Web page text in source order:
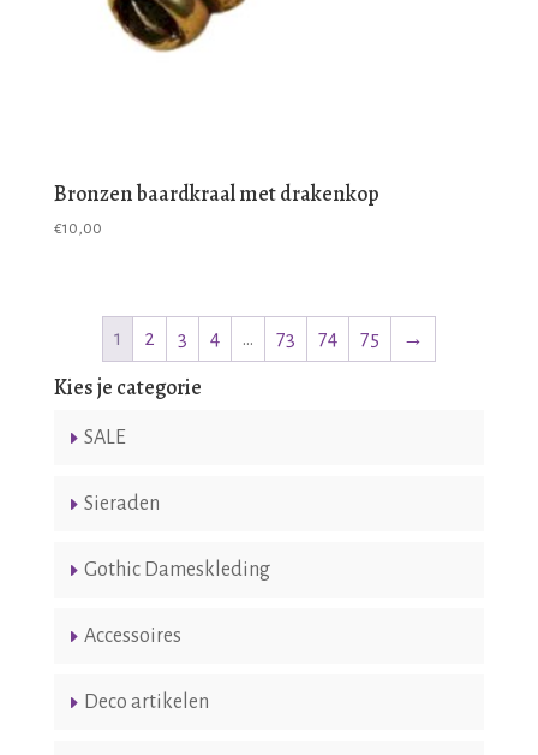
Bronzen baardkraal met drakenkop
€10,00
1 2 3 4 … 73 74 75 →
Kies je categorie
SALE
Sieraden
Gothic Dameskleding
Accessoires
Deco artikelen